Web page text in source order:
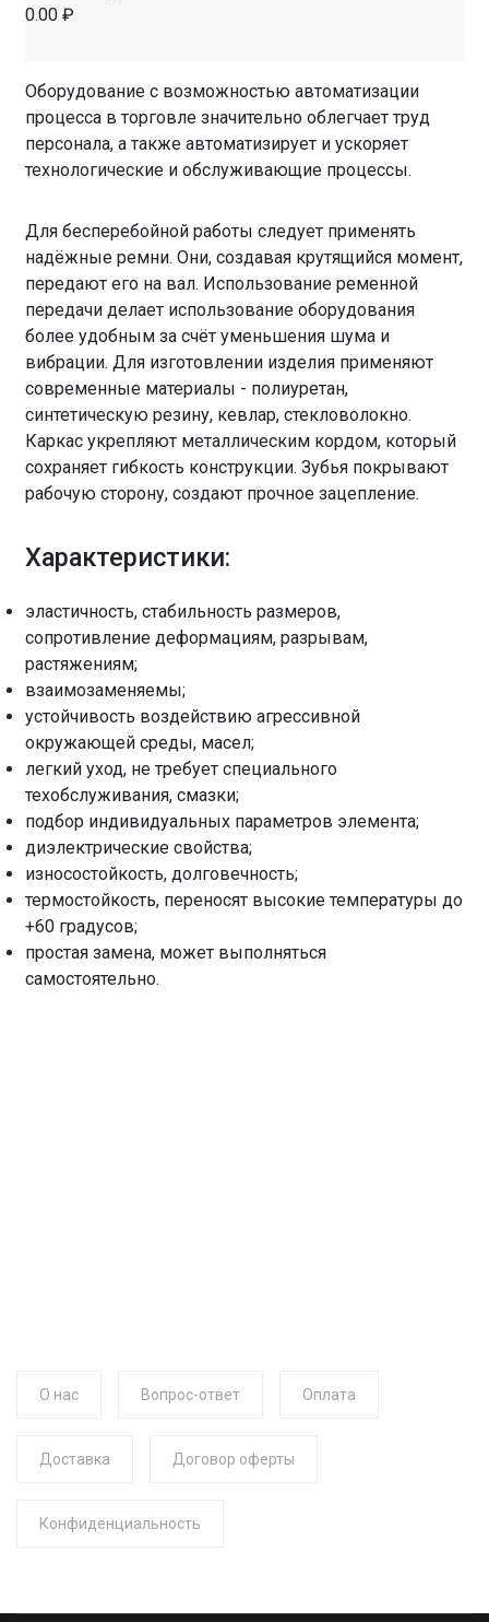
0.00 ₽
Оборудование с возможностью автоматизации
процесса в торговле значительно облегчает труд
персонала, а также автоматизирует и ускоряет
технологические и обслуживающие процессы.
Для бесперебойной работы следует применять
надёжные ремни. Они, создавая крутящийся момент,
передают его на вал. Использование ременной
передачи делает использование оборудования
более удобным за счёт уменьшения шума и
вибрации. Для изготовлении изделия применяют
современные материалы - полиуретан,
синтетическую резину, кевлар, стекловолокно.
Каркас укрепляют металлическим кордом, который
сохраняет гибкость конструкции. Зубья покрывают
рабочую сторону, создают прочное зацепление.
Характеристики:
эластичность, стабильность размеров,
сопротивление деформациям, разрывам,
растяжениям;
взаимозаменяемы;
устойчивость воздействию агрессивной
окружающей среды, масел;
легкий уход, не требует специального
техобслуживания, смазки;
подбор индивидуальных параметров элемента;
диэлектрические свойства;
износостойкость, долговечность;
термостойкость, переносят высокие температуры до
+60 градусов;
простая замена, может выполняться
самостоятельно.
О нас Вопрос-ответ Оплата
Доставка Договор оферты
Конфиденциальность